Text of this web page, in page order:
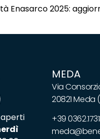
Enasarco 2025:
aperti
MEDA
Via
20821 Meda
+39